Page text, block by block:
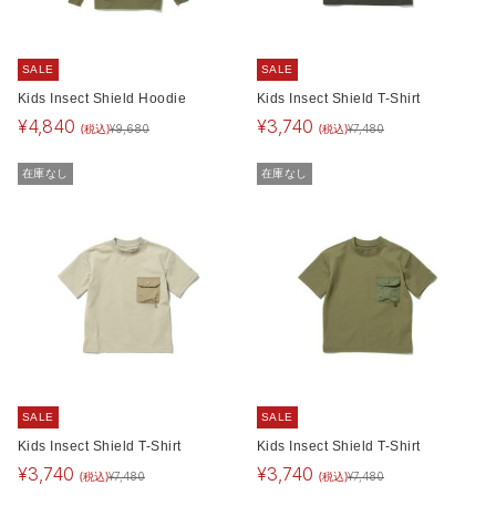
SALE
Kids Insect Shield Hoodie
¥4,840 (税込)¥9,680
SALE
Kids Insect Shield T-Shirt
¥3,740 (税込)¥7,480
在庫なし
SALE
Kids Insect Shield T-Shirt
¥3,740 (税込)¥7,480
在庫なし
SALE
Kids Insect Shield T-Shirt
¥3,740 (税込)¥7,480